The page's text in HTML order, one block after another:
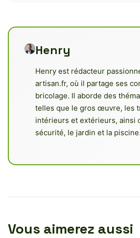
Henry
Henry est rédacteur
artisan.fr, où il partage ses
bricolage. Il aborde des
telles que le gros œuvre, les
intérieurs et extérieurs, ainsi
sécurité, le jardin et la piscine.
Vous aimerez aussi